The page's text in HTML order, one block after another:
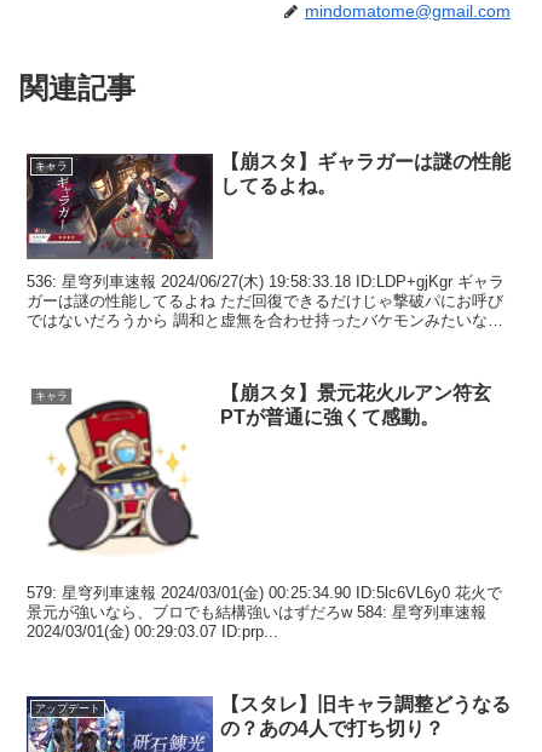
mindomatome@gmail.com
関連記事
キャラ
【崩スタ】ギャラガーは謎の性能
してるよね。
536: 星穹列車速報 2024/06/27(木) 19:58:33.18 ID:LDP+gjKgr ギャラ
ガーは謎の性能してるよね ただ回復できるだけじゃ撃破パにお呼び
ではないだろうから 調和と虚無を合わせ持ったバケモンみたいな性
キャラ
【崩スタ】景元花火ルアン符玄
PTが普通に強くて感動。
579: 星穹列車速報 2024/03/01(金) 00:25:34.90 ID:5lc6VL6y0 花火で
景元が強いなら、ブロでも結構強いはずだろw 584: 星穹列車速報
2024/03/01(金) 00:29:03.07 ID:prp...
アップデート
【スタレ】旧キャラ調整どうなる
の？あの4人で打ち切り？